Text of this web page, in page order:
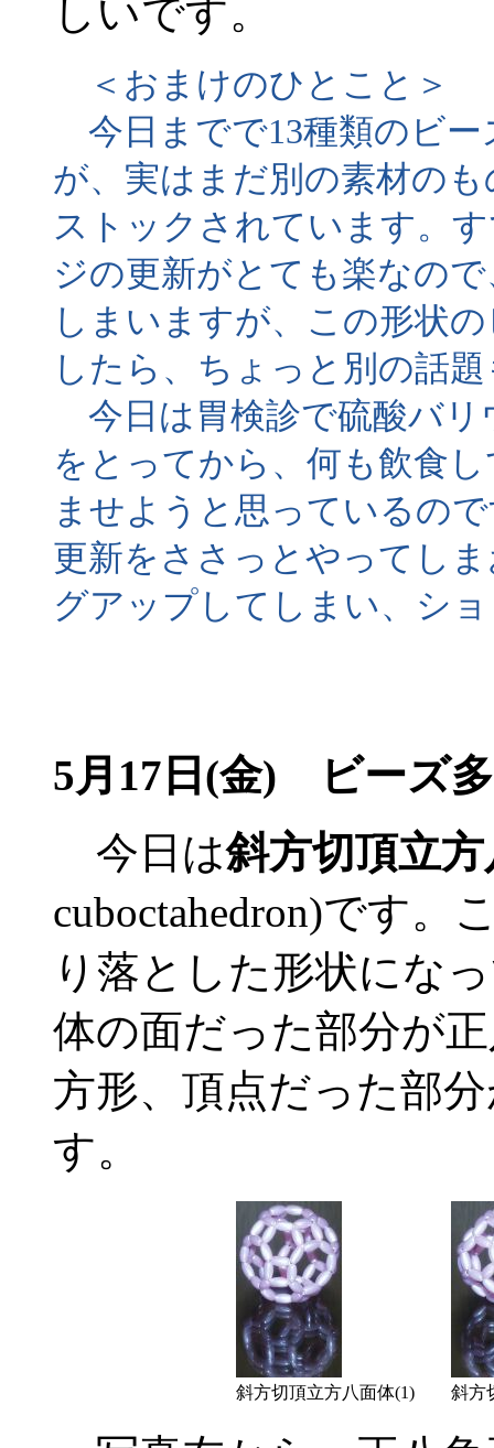
しいです。
＜おまけのひとこと＞
今日までで13種類のビー
が、実はまだ別の素材の
ストックされています。
ジの更新がとても楽なの
しまいますが、この形状
したら、ちょっと別の話
今日は胃検診で硫酸バリ
をとってから、何も飲食
ませようと思っているの
更新をささっとやってし
グアップしてしまい、シ
5月17日(金) ビーズ
今日は斜方切頂立
cuboctahedron)です。
り落とした形状にな
体の面だった部分が
方形、頂点だった部
す。
斜方切頂立方八面体(1) 斜方